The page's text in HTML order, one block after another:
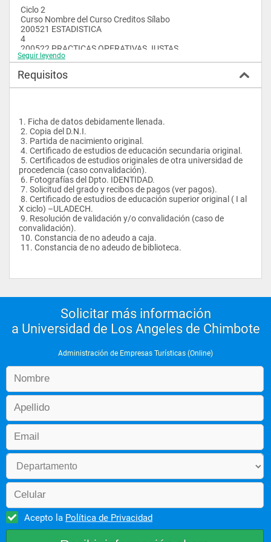
autoaprendizaje y el perfeccionamiento continuo.
sociedad y el bien común.
Fomentar el espíritu investigativo orientado a la
transformación social.
Formar profesionales altamente competitivos en el campo de
la administración de empresas turísticas.
Ciclo 2
Curso Nombre del Curso Creditos Sílabo
200521 ESTADISTICA
4
200522 PRACTICAS OPERATIVAS JUSTAS
3
2
200524 GEOGRAFIA TURISTICA
200526 REALIDAD TURISTICA
4
200527 INGLES TURISTICO II
2
Ciclo 3
Curso Nombre del Curso Creditos Sílabo
200531 ASUNTOS CONSUMIDORES
2
200532 CULTURAS VIVAS
3
200533 HISTORIA DE LA CULTURA
4
200534 ESTADISTICA APLICADA AL TURISMO
3
3
200537 INGLES TURISTICO III
Curso Nombre del Curso Creditos Sílabo
200541 GOBERNANZA DE LAS ORGANIZACIONES
2
200542 PSICOLOGIA SOCIAL DEL TURISMO
200543 CONTABILIDAD EN LAS EMPRESAS TURISTICAS
3
200544 LEGISLACION TURISTICA
3
200545 TRANSPORTE TURISTICO
200546 CIRCUITOS Y PAQUETES TURISTICOS
4
200547 INGLES TURISTICO IV
2
Curso Nombre del Curso Creditos Sílabo
200551 PRACTICAS LABORALES
2
Seguir leyendo
Requisitos
1. Ficha de datos debidamente llenada.
2. Copia del D.N.I.
3. Partida de nacimiento original.
4. Certificado de estudios de educación secundaria original.
procedencia (caso convalidación).
6. Fotografías del Dpto. IDENTIDAD.
7. Solicitud del grado y recibos de pagos (ver pagos).
X ciclo) –ULADECH.
convalidación).
10. Constancia de no adeudo a caja.
11. Constancia de no adeudo de biblioteca.
Solicitar más información
a Universidad de Los Angeles de Chimbote
Administración de Empresas Turísticas (Online)
Acepto la Política de Privacidad